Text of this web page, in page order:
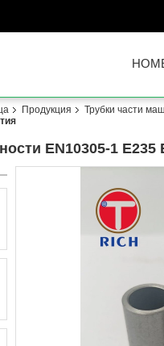
Продукция Трубки части
EN10305-1